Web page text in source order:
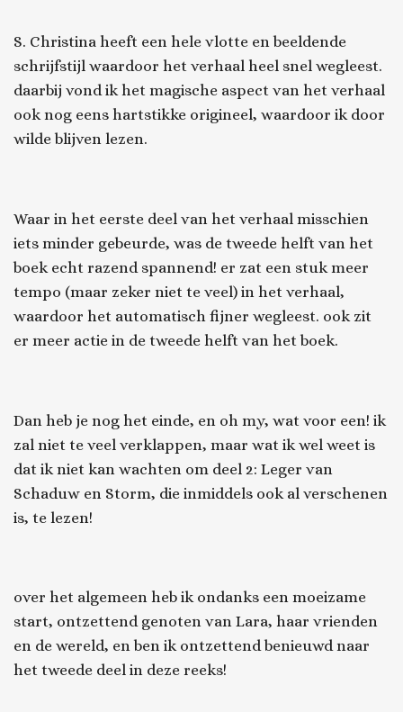
S. Christina heeft een hele vlotte en beeldende
schrijfstijl waardoor het verhaal heel snel wegleest.
daarbij vond ik het magische aspect van het verhaal
ook nog eens hartstikke origineel, waardoor ik door
wilde blijven lezen.
Waar in het eerste deel van het verhaal misschien
iets minder gebeurde, was de tweede helft van het
boek echt razend spannend! er zat een stuk meer
tempo (maar zeker niet te veel) in het verhaal,
waardoor het automatisch fijner wegleest. ook zit
er meer actie in de tweede helft van het boek.
Dan heb je nog het einde, en oh my, wat voor een! ik
zal niet te veel verklappen, maar wat ik wel weet is
dat ik niet kan wachten om deel 2: Leger van
Schaduw en Storm, die inmiddels ook al verschenen
is, te lezen!
over het algemeen heb ik ondanks een moeizame
start, ontzettend genoten van Lara, haar vrienden
en de wereld, en ben ik ontzettend benieuwd naar
het tweede deel in deze reeks!